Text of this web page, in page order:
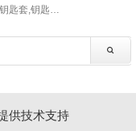
钥匙套,车钥匙套,钥匙硅胶套
供技术支持